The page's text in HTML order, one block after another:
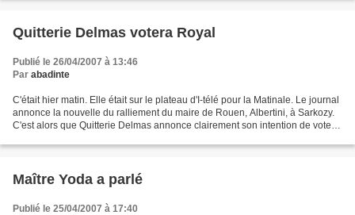
Quitterie Delmas votera Royal
Publié le 26/04/2007 à 13:46
Par abadinte
C'était hier matin. Elle était sur le plateau d'I-télé pour la Matinale. Le journal
annonce la nouvelle du ralliement du maire de Rouen, Albertini, à Sarkozy.
C'est alors que Quitterie Delmas annonce clairement son intention de voter
Maître Yoda a parlé
Publié le 25/04/2007 à 17:40